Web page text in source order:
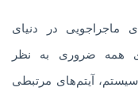
ماجراجویی در دنیای
همه ضروری به نظر
آیتم‌های مرتبطی